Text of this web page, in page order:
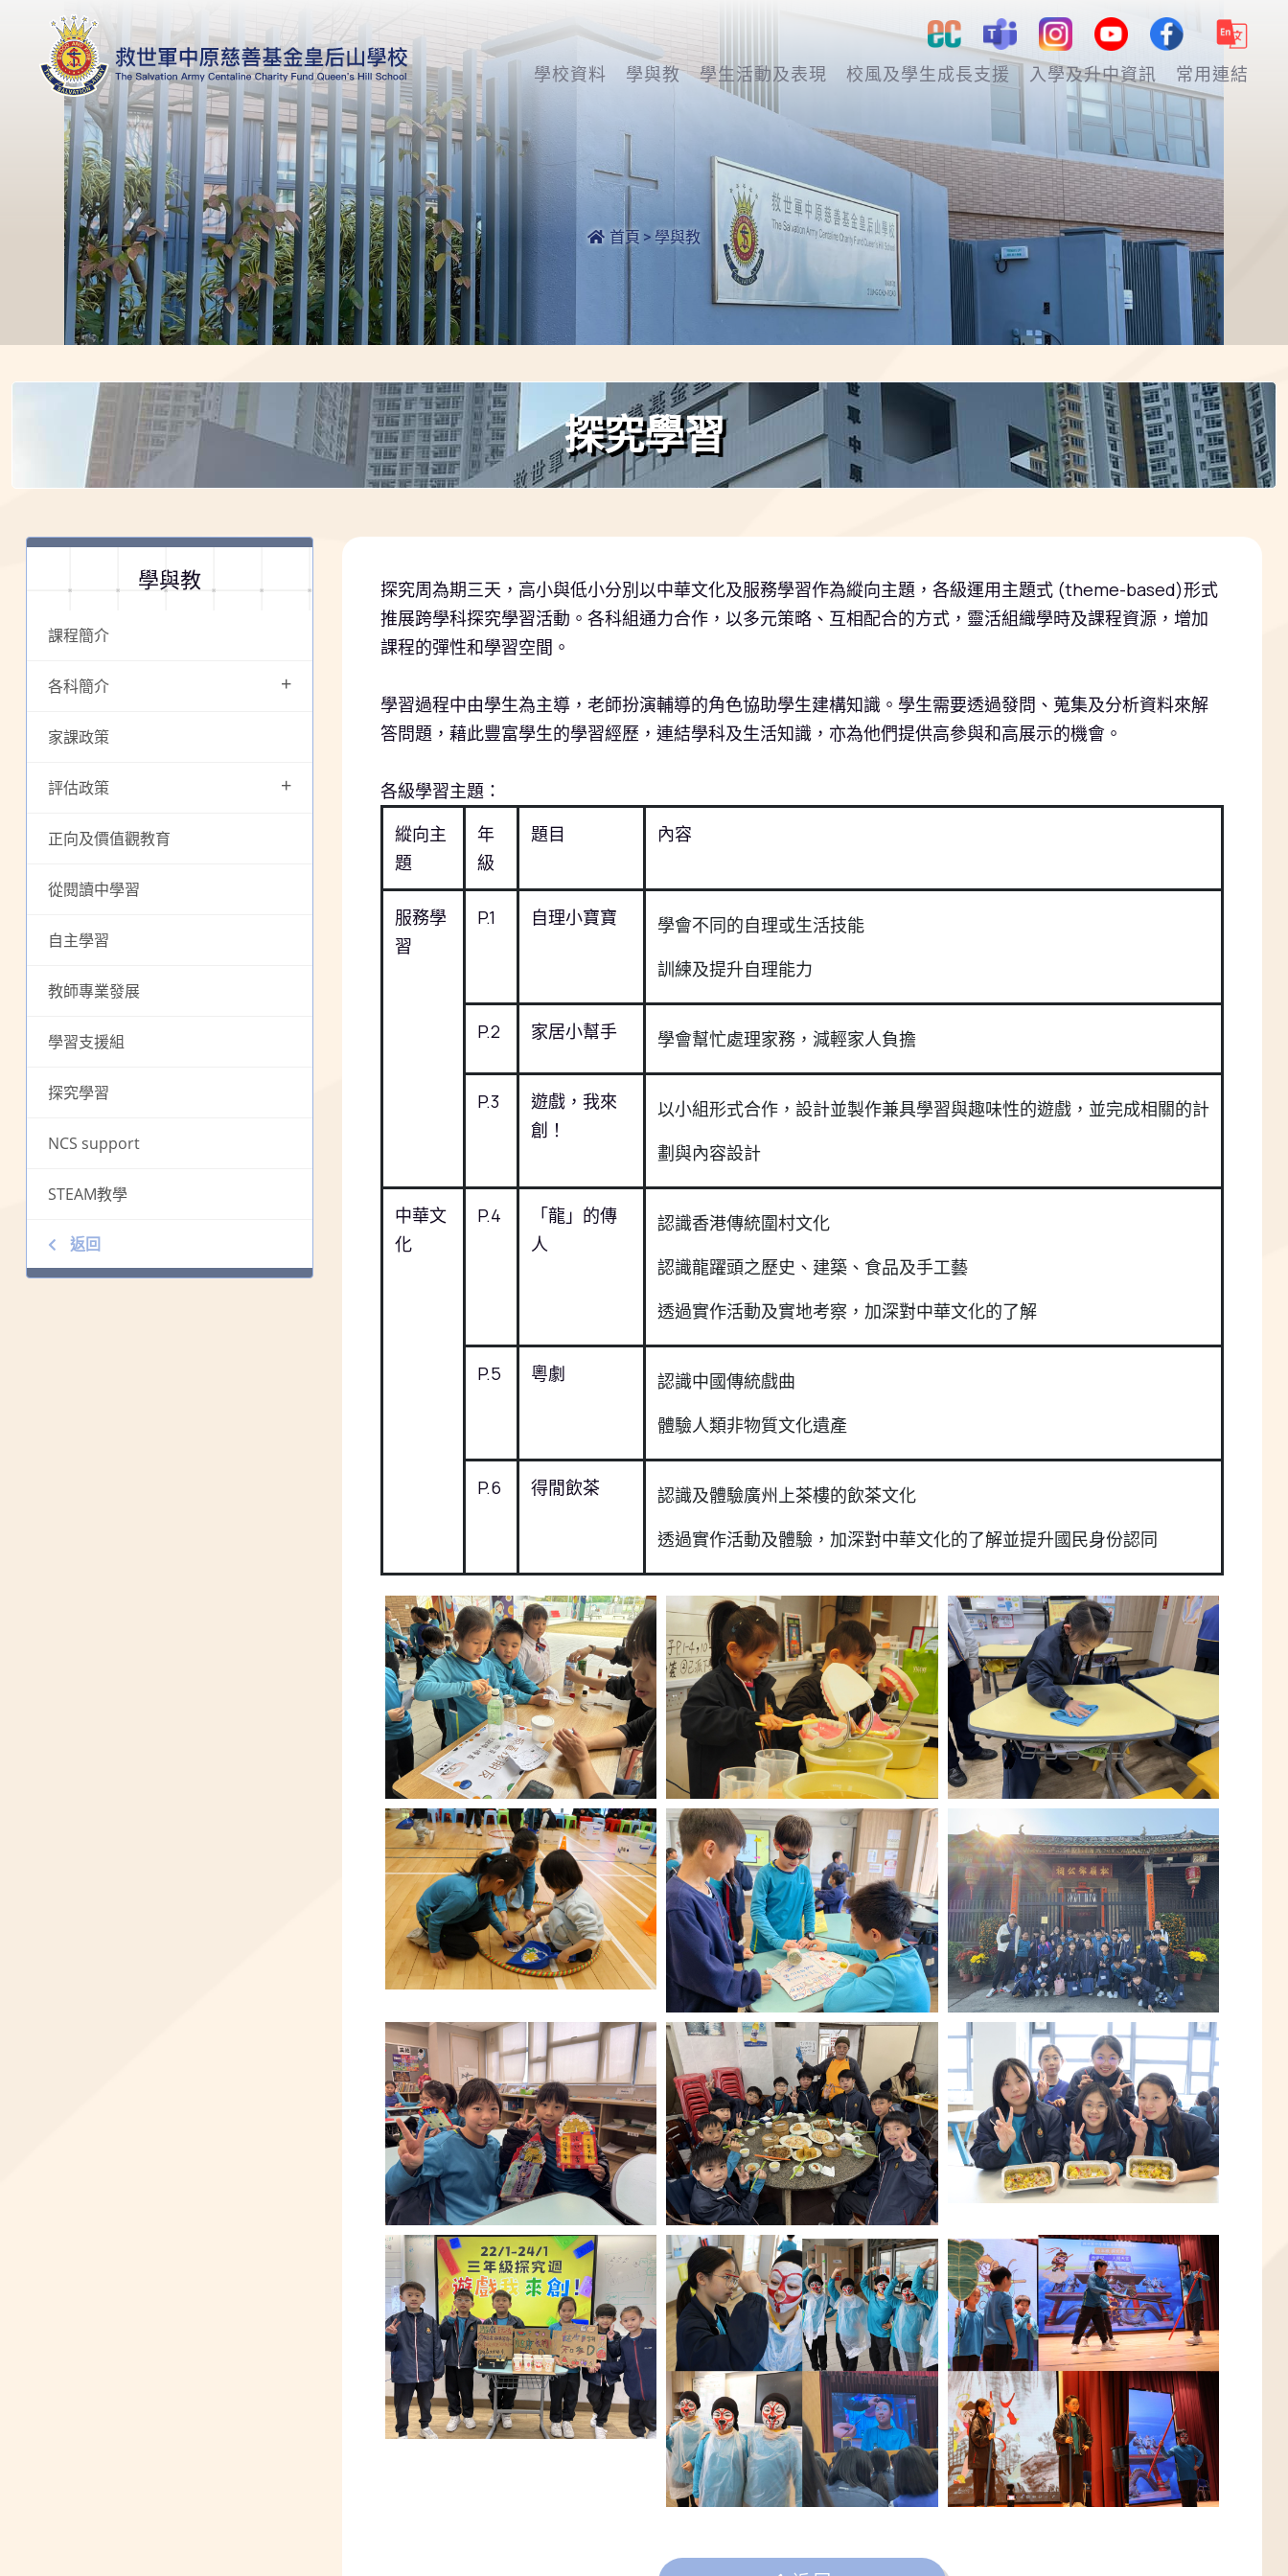
學校資料 學與教 學生活動及表現 校風及學生成長支援 入學及升中資訊 常用連結
首頁 > 學與教
探究學習
學與教
課程簡介
各科簡介 +
家課政策
評估政策 +
正向及價值觀教育
從閱讀中學習
自主學習
教師專業發展
學習⽀援組
探究學習
NCS support
STEAM教學
返回
探究周為期三天，高小與低小分別以中華文化及服務學習作為縱向主題，各級運用主題式 (theme-based)形式
推展跨學科探究學習活動。各科組通力合作，以多元策略、互相配合的方式，靈活組織學時及課程資源，增加
課程的彈性和學習空間。
學習過程中由學生為主導，老師扮演輔導的角色協助學生建構知識。學生需要透過發問、蒐集及分析資料來解
答問題，藉此豐富學生的學習經歷，連結學科及生活知識，亦為他們提供高參與和高展示的機會。
各級學習主題：
縱向主
題
年
級
題目 內容
服務學
習
P.1 自理小寶寶 學會不同的自理或生活技能
訓練及提升自理能力
P.2 家居小幫手 學會幫忙處理家務，減輕家人負擔
P.3
遊戲，我來
創！
以小組形式合作，設計並製作兼具學習與趣味性的遊戲，並完成相關的計
劃與內容設計
中華文
化
P.4
「龍」的傳
人
認識香港傳統圍村文化
認識龍躍頭之歷史、建築、食品及手工藝
透過實作活動及實地考察，加深對中華文化的了解
P.5 粵劇 認識中國傳統戲曲
體驗人類非物質文化遺產
P.6 得閒飲茶 認識及體驗廣州上茶樓的飲茶文化
透過實作活動及體驗，加深對中華文化的了解並提升國民身份認同